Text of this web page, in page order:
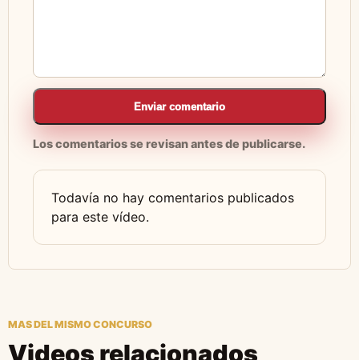
Enviar comentario
Los comentarios se revisan antes de publicarse.
Todavía no hay comentarios publicados
para este vídeo.
MAS DEL MISMO CONCURSO
Videos relacionados